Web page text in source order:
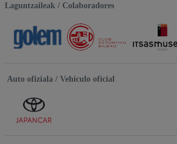
Laguntzaileak / Colaboradores
Auto ofiziala / Vehículo oficial